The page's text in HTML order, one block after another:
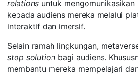
relations untuk mengomunikasikan
kepada audiens mereka melalui
interaktif dan imersif.
Selain ramah lingkungan,
stop solution bagi audiens.
membantu mereka mempelajari